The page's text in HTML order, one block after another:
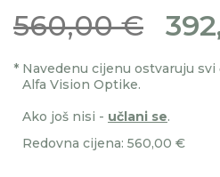
560,00 €
* Navedenu cijenu ostvaruju
Alfa Vision Optike.
Ako još nisi - učlani se.
Redovna cijena: 560,00 €